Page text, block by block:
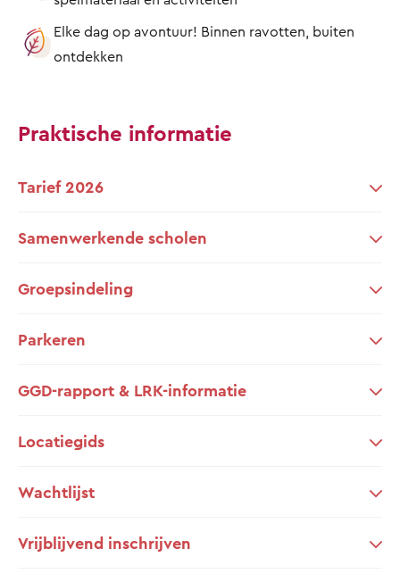
Elke dag op avontuur! Binnen ravotten, buiten
ontdekken
Praktische informatie
Tarief 2026
Samenwerkende scholen
Groepsindeling
Parkeren
GGD-rapport & LRK-informatie
Locatiegids
Wachtlijst
Vrijblijvend inschrijven